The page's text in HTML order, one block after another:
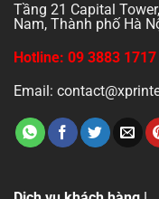
Tầng 21 Capital
Nam, Thành phố Hà
Hotline: 09 3883 1717
Email: